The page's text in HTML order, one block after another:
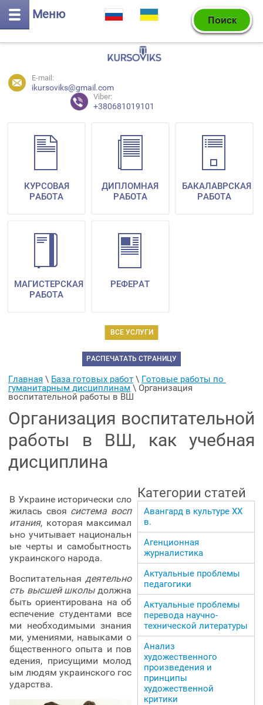
Меню
E-mail:
ikursoviks@gmail.com
Viber:
+380681019101
ВСЕ УСЛУГИ
КУРСОВАЯ
РАБОТА
ДИПЛОМНАЯ
РАБОТА
БАКАЛАВРСКАЯ
РАБОТА
МАГИСТЕРСКАЯ
РАБОТА
РЕФЕРАТ
РАСПЕЧАТАТЬ СТРАНИЦУ
Главная \ База готовых работ \ Готовые работы по
гуманитарным дисциплинам \ Организация
воспитательной работы в ВШ
Организация воспитательной
работы в ВШ, как учебная
дисциплина
В Украине исторически сло
жилась своя система восп
итания, которая максимал
ьно учитывает национальн
ые черты и самобытность
украинского народа.
Воспитательная деятельно
сть высшей школыдолжна
быть ориентирована на об
еспечение студентами все
ми необходимыми знания
ми, умениями, навыками о
бщественного опыта и пов
едения, присущими молод
ым людям украинского гос
ударства.
Категории статей
Авангард в культуре ХХ
в.
Агенционная
журналистика
Актуальные проблемы
педагогики
Актуальные проблемы
перевода научно-
технической литературы
Анализ
художественного
произведения и
принципы
художественной
критики